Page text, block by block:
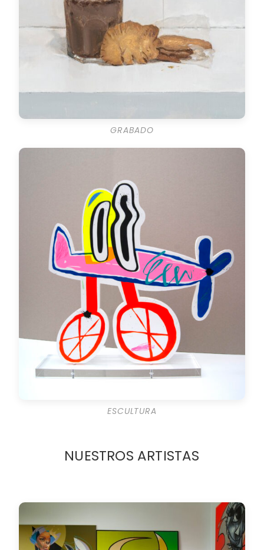
GRABADO
ESCULTURA
NUESTROS ARTISTAS